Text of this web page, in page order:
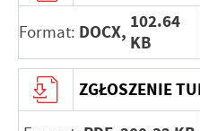
Format: DOCX, 102.64
KB
ZGŁOSZENIE